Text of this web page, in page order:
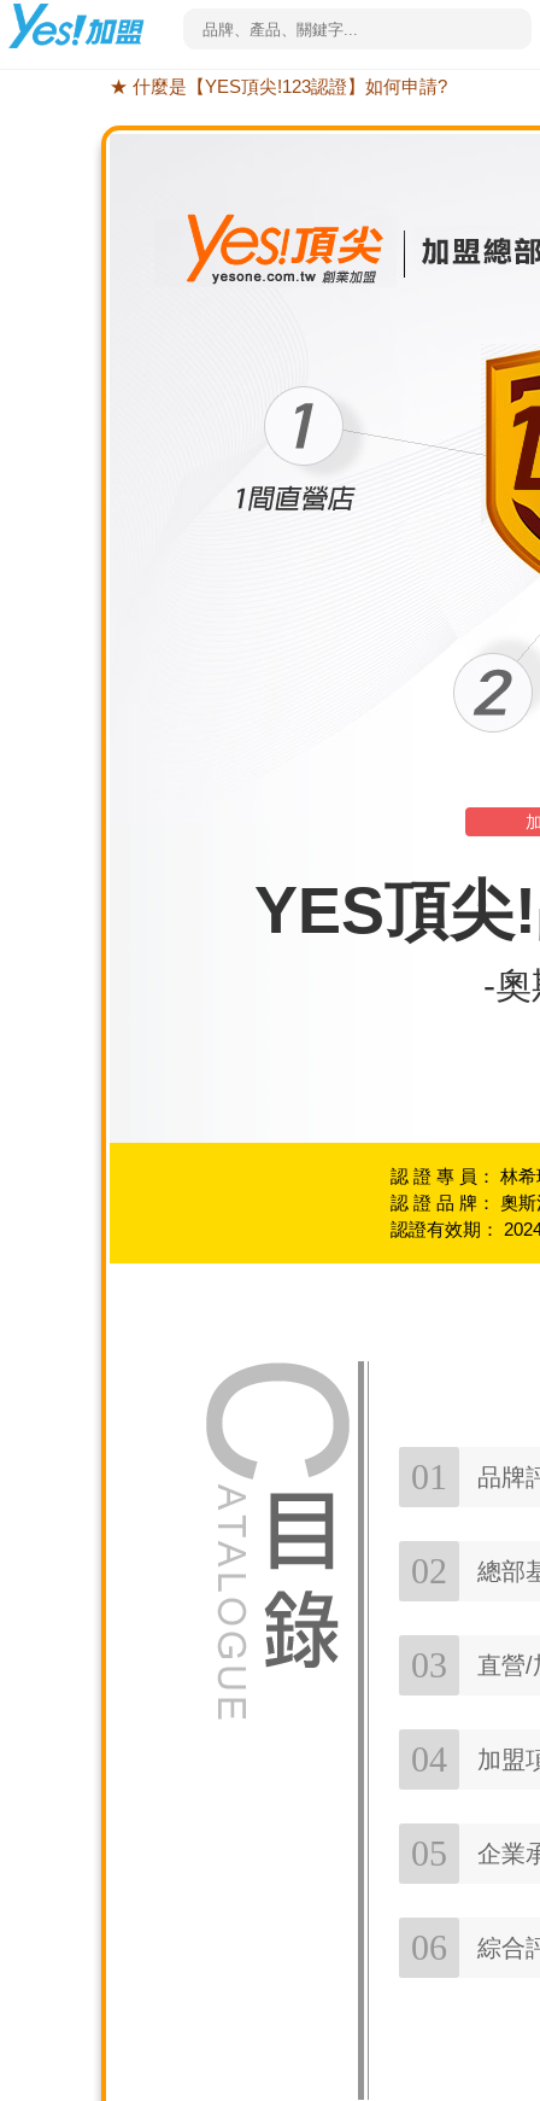
★ 什麼是【YES頂尖!123認證】如何申請?
YES頂尖
-
認 證 專 員： 林
認 證 品 牌： 奧
認證有效期：
01 品牌
02 總部
03 直營/
04 加盟
05 企業
06 綜合